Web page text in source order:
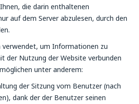
die darin enthaltenen
auf dem Server abzulesen, durch den
verwendet, um Informationen zu
der Nutzung der Website verbunden
unter anderem:
der Sitzung vom Benutzer (nach
dank der der Benutzer seinen